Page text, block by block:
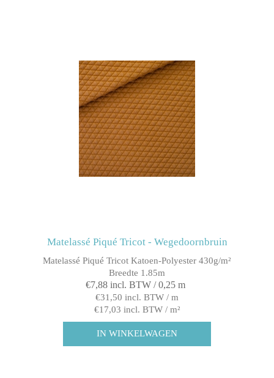
Matelassé Piqué Tricot - Wegedoornbruin
Matelassé Piqué Tricot Katoen-Polyester 430g/m²
Breedte 1.85m
€7,88 incl. BTW / 0,25 m
€31,50 incl. BTW / m
€17,03 incl. BTW / m²